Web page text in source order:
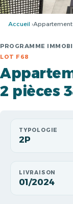
Accueil Appartement
PROGRAMME
LOT F68
2 pièces
TYPOLOGIE
2P
LIVRAISON
01/2024